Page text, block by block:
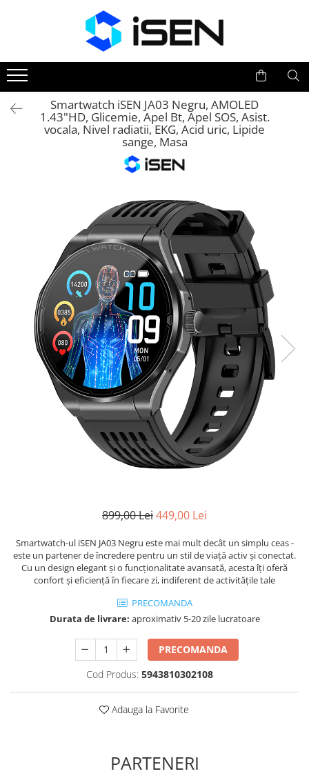
Trotinete electrice
Piese si accesorii
Smartwatch iSEN JA03 Negru, AMOLED
1.43"HD, Glicemie, Apel Bt, Apel SOS, Asist.
vocala, Nivel radiatii, EKG, Acid uric, Lipide
sange, Masa
899,00 Lei449,00 Lei
Smartwatch-ul iSEN JA03 Negru este mai mult decât un simplu ceas -
este un partener de încredere pentru un stil de viață activ și conectat.
Cu un design elegant și o funcționalitate avansată, acesta îți oferă
confort și eficiență în fiecare zi, indiferent de activitățile tale
PRECOMANDA
Durata de livrare: aproximativ 5-20 zile lucratoare
PRECOMANDA
Cod Produs: 5943810302108
Adauga la Favorite